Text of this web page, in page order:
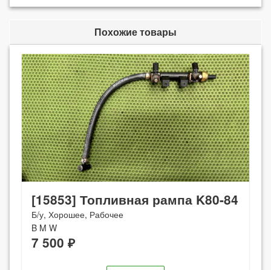
Похожие товары
[15853] Топливная рампа K80-84
Б/у, Хорошее, Рабочее
B M W
7 500 ₽